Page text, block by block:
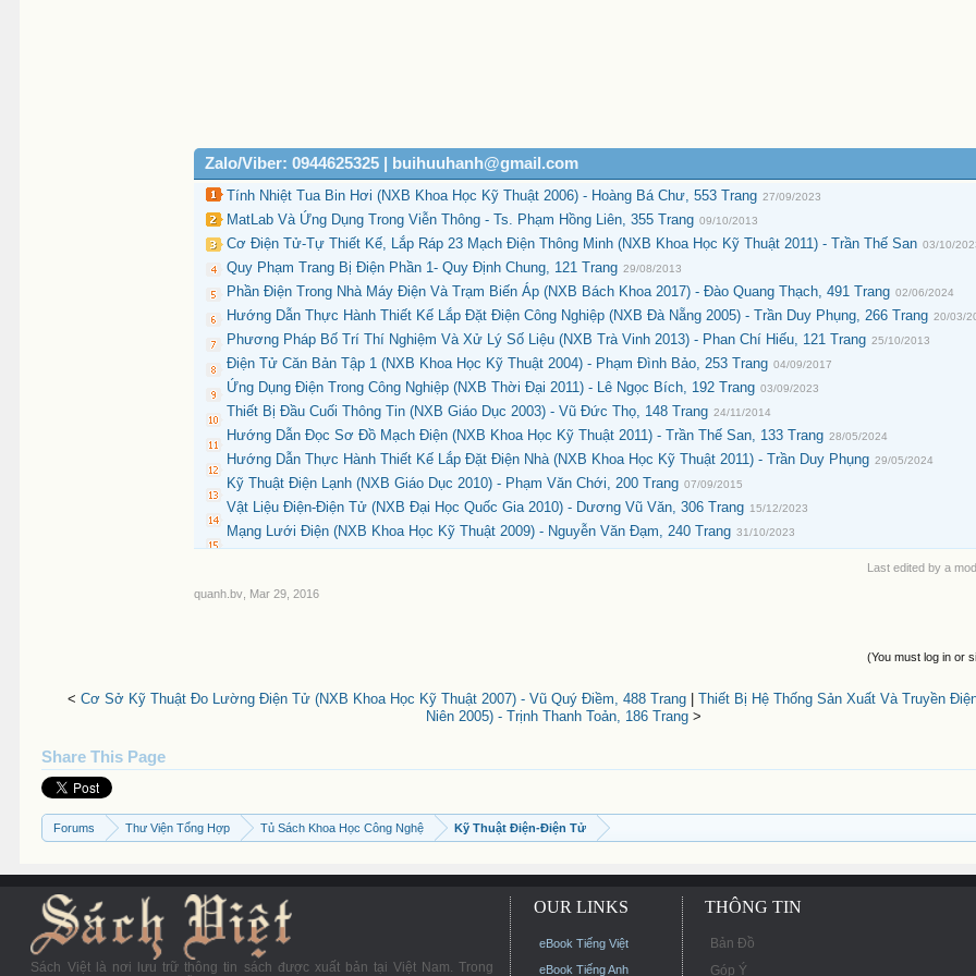
Zalo/Viber: 0944625325 | buihuuhanh@gmail.com
Tính Nhiệt Tua Bin Hơi (NXB Khoa Học Kỹ Thuật 2006) - Hoàng Bá Chư, 553 Trang 27/09/2023
MatLab Và Ứng Dụng Trong Viễn Thông - Ts. Phạm Hồng Liên, 355 Trang 09/10/2013
Cơ Điện Tử-Tự Thiết Kế, Lắp Ráp 23 Mạch Điện Thông Minh (NXB Khoa Học Kỹ Thuật 2011) - Trần Thế San 03/10/
Quy Phạm Trang Bị Điện Phần 1- Quy Định Chung, 121 Trang 29/08/2013
Phần Điện Trong Nhà Máy Điện Và Trạm Biến Áp (NXB Bách Khoa 2017) - Đào Quang Thạch, 491 Trang 02/06/2024
Hướng Dẫn Thực Hành Thiết Kế Lắp Đặt Điện Công Nghiệp (NXB Đà Nẵng 2005) - Trần Duy Phụng, 266 Trang 20/03/
Phương Pháp Bố Trí Thí Nghiệm Và Xử Lý Số Liệu (NXB Trà Vinh 2013) - Phan Chí Hiếu, 121 Trang 25/10/2013
Điện Tử Căn Bản Tập 1 (NXB Khoa Học Kỹ Thuật 2004) - Phạm Đình Bảo, 253 Trang 04/09/2017
Ứng Dụng Điện Trong Công Nghiệp (NXB Thời Đại 2011) - Lê Ngọc Bích, 192 Trang 03/09/2023
Thiết Bị Đầu Cuối Thông Tin (NXB Giáo Dục 2003) - Vũ Đức Thọ, 148 Trang 24/11/2014
Hướng Dẫn Đọc Sơ Đồ Mạch Điện (NXB Khoa Học Kỹ Thuật 2011) - Trần Thế San, 133 Trang 28/05/2024
Hướng Dẫn Thực Hành Thiết Kế Lắp Đặt Điện Nhà (NXB Khoa Học Kỹ Thuật 2011) - Trần Duy Phụng 29/05/2024
Kỹ Thuật Điện Lạnh (NXB Giáo Dục 2010) - Phạm Văn Chới, 200 Trang 07/09/2015
Vật Liệu Điện-Điện Tử (NXB Đại Học Quốc Gia 2010) - Dương Vũ Văn, 306 Trang 15/12/2023
Mạng Lưới Điện (NXB Khoa Học Kỹ Thuật 2009) - Nguyễn Văn Đạm, 240 Trang 31/10/2023
Last edited by a
quanh.bv
Mar 29, 2016
(You must log in or
< Cơ Sở Kỹ Thuật Đo Lường Điện Tử (NXB Khoa Học Kỹ Thuật 2007) - Vũ Quý Điềm, 488 Trang| Thiết Bị Hệ Thống Sản Xuất Và Truyền
Niên 2005) - Trịnh Thanh Toản, 186 Trang>
Share This Page
Forums Thư Viện Tổng Hợp Tủ Sách Khoa Học Công Nghệ Kỹ Thuật Điện-Điện Tử
Sách Việt là nơi lưu trữ thông tin sách được xuất bản tại Việt Nam. Trong
OUR LINKS
eBook Tiếng Việt
eBook Tiếng Anh
THÔNG TIN
Bản Đồ
Góp Ý